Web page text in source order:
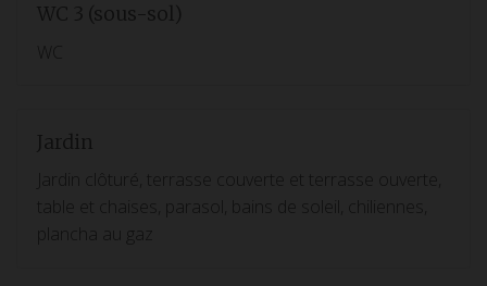
WC 3 (sous-sol)
Jardin
Jardin clôturé, terrasse couverte et terrasse ouverte,
table et chaises, parasol, bains de soleil, chiliennes,
plancha au gaz